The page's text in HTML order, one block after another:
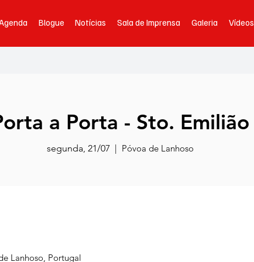
Blogue Notícias Sala de Imprensa Galeria Vídeos
a Porta - Sto. Emilião
segunda, 21/07
  |
Póvoa de Lanhoso
Lanhoso, Portugal